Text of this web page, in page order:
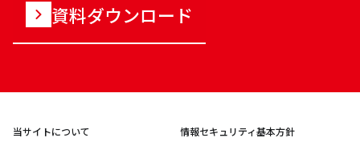
資料ダウンロード
当サイトについて 情報セキュリティ基本方針